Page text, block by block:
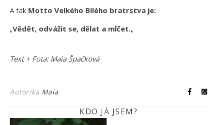
A tak Motto Velkého Bílého bratrstva je:
„Vědět, odvážit se, dělat a mlčet.„
Text + Fota: Maia Špačková
Autor/ka Maia
KDO JÁ JSEM?